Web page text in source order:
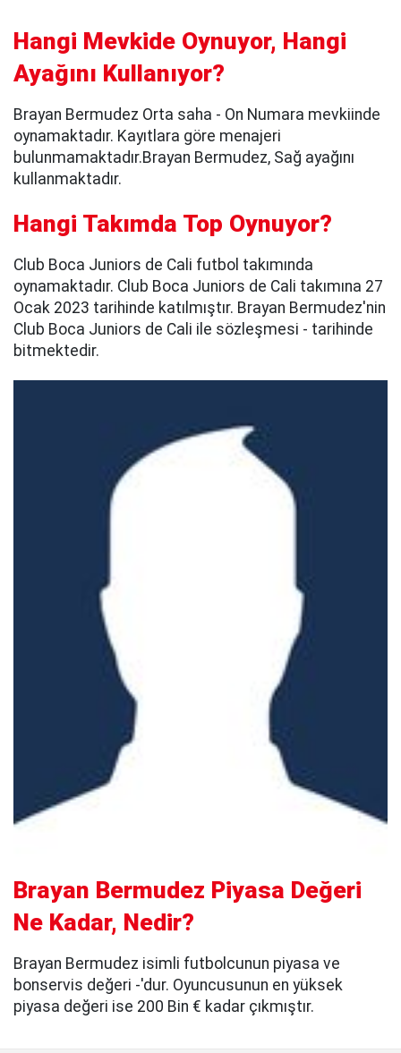
Hangi Mevkide Oynuyor, Hangi
Ayağını Kullanıyor?
Brayan Bermudez Orta saha - On Numara mevkiinde
oynamaktadır. Kayıtlara göre menajeri
bulunmamaktadır.Brayan Bermudez, Sağ ayağını
kullanmaktadır.
Hangi Takımda Top Oynuyor?
Club Boca Juniors de Cali futbol takımında
oynamaktadır. Club Boca Juniors de Cali takımına 27
Ocak 2023 tarihinde katılmıştır. Brayan Bermudez'nin
Club Boca Juniors de Cali ile sözleşmesi - tarihinde
bitmektedir.
Brayan Bermudez Piyasa Değeri
Ne Kadar, Nedir?
Brayan Bermudez isimli futbolcunun piyasa ve
bonservis değeri -'dur. Oyuncusunun en yüksek
piyasa değeri ise 200 Bin € kadar çıkmıştır.